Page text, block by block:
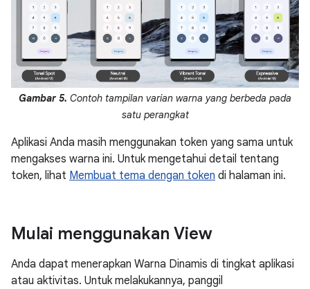
Gambar 5. Contoh tampilan varian warna yang berbeda pada
satu perangkat
Aplikasi Anda masih menggunakan token yang sama untuk
mengakses warna ini. Untuk mengetahui detail tentang
token, lihat Membuat tema dengan token di halaman ini.
Mulai menggunakan View
Anda dapat menerapkan Warna Dinamis di tingkat aplikasi
atau aktivitas. Untuk melakukannya, panggil